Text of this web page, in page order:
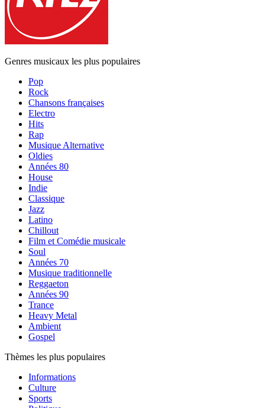
Genres musicaux les plus populaires
Pop
Rock
Chansons françaises
Electro
Hits
Rap
Musique Alternative
Oldies
Années 80
House
Indie
Classique
Jazz
Latino
Chillout
Film et Comédie musicale
Soul
Années 70
Musique traditionnelle
Reggaeton
Années 90
Trance
Heavy Metal
Ambient
Gospel
Thèmes les plus populaires
Informations
Culture
Sports